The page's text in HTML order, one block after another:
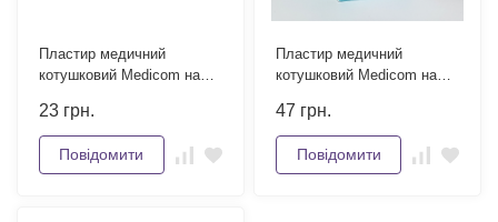
Пластир медичний
котушковий Medicom на
23 грн.
Повідомити
Пластир медичний
котушковий Medicom на
47 грн.
Повідомити